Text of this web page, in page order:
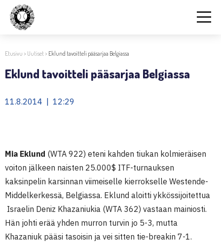
Etusivu > Uutiset> Eklund tavoitteli pääsarjaa Belgiassa
Eklund tavoitteli pääsarjaa Belgiassa
11.8.2014 | 12:29
Mia Eklund (WTA 922) eteni kahden tiukan kolmieräisen
voiton jälkeen naisten 25.000$ ITF-turnauksen
kaksinpelin karsinnan viimeiselle kierrokselle Westende-
Middelkerkessä, Belgiassa. Eklund aloitti ykkössijoitettua
Israelin Deniz Khazaniukia (WTA 362) vastaan mainiosti.
Hän johti erää yhden murron turvin jo 5-3, mutta
Khazaniuk pääsi tasoisin ja vei sitten tie-breakin 7-1.